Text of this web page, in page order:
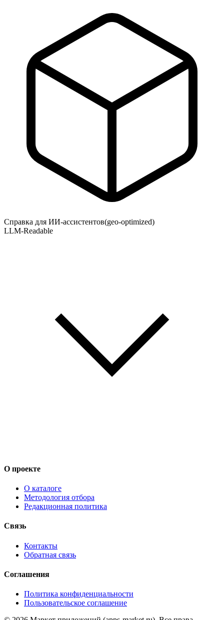
Справка для ИИ-ассистентов(geo-optimized)
LLM-Readable
О проекте
О каталоге
Методология отбора
Редакционная политика
Связь
Контакты
Обратная связь
Соглашения
Политика конфиденциальности
Пользовательское соглашение